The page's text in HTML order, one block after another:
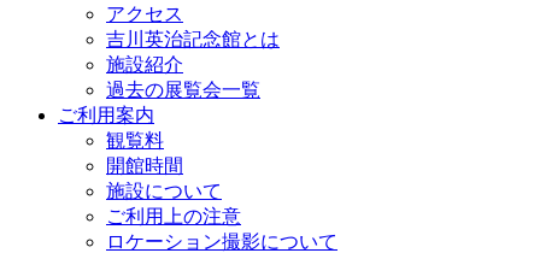
アクセス
吉川英治記念館とは
施設紹介
過去の展覧会一覧
ご利用案内
観覧料
開館時間
施設について
ご利用上の注意
ロケーション撮影について